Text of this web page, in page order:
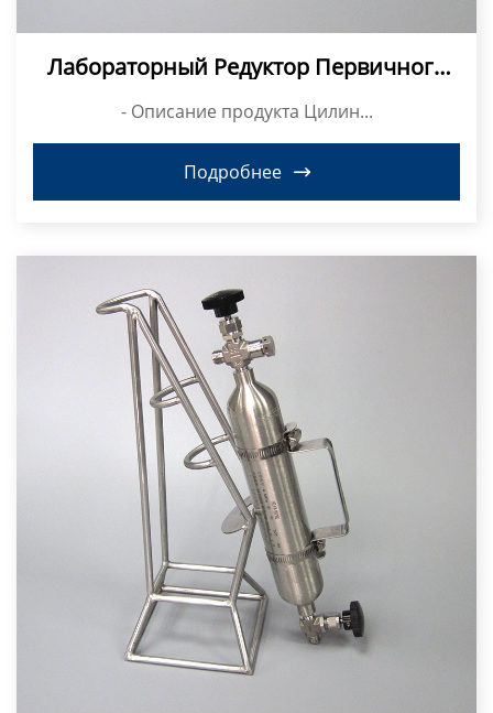
Лабораторный Редуктор Первичного
- Описание продукта Цилин...
Подробнее 